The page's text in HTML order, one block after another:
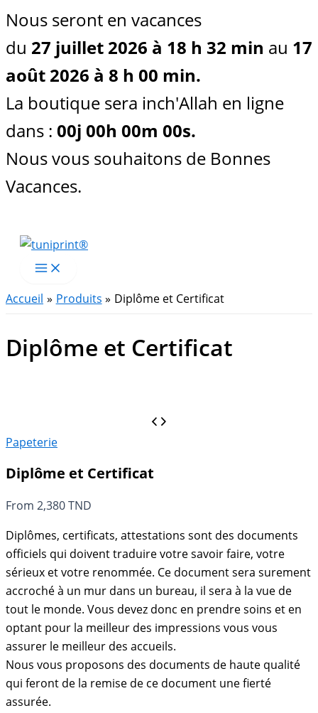
Nous seront en vacances
du 27 juillet 2026 à 18 h 32 min au 17
août 2026 à 8 h 00 min.
La boutique sera inch'Allah en ligne
dans : 00j 00h 00m 00s.
Nous vous souhaitons de Bonnes
Vacances.
Aller
Accueil
Produits Diplôme et Certificat
Diplôme et Certificat
Papeterie
Diplôme et Certificat
From 2,380TND
Diplômes, certificats, attestations sont des documents
officiels qui doivent traduire votre savoir faire, votre
sérieux et votre renommée. Ce document sera surement
accroché à un mur dans un bureau, il sera à la vue de
tout le monde. Vous devez donc en prendre soins et en
optant pour la meilleur des impressions vous vous
assurer le meilleur des accueils.
Nous vous proposons des documents de haute qualité
qui feront de la remise de ce document une fierté
assurée.